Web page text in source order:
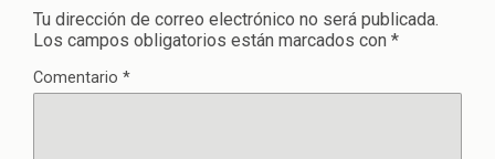
Tu dirección de correo electrónico no será publicada.
Los campos obligatorios están marcados con *
Comentario *